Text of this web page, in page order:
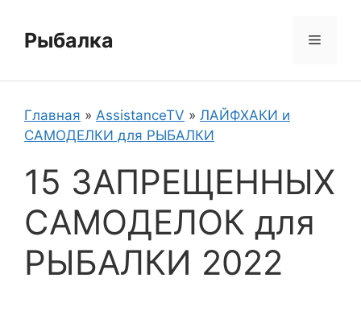
содержимому
Рыбалка Меню
Главная » AssistanceTV » ЛАЙФХАКИ и
САМОДЕЛКИ для РЫБАЛКИ
15 ЗАПРЕЩЕННЫХ
САМОДЕЛОК для
РЫБАЛКИ 2022